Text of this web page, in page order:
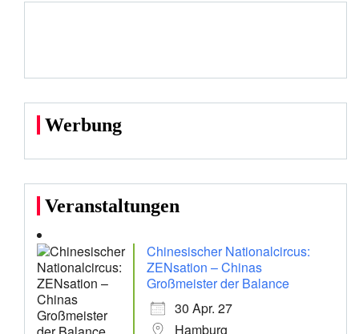
Werbung
Veranstaltungen
Chinesischer Nationalcircus:
ZENsation – Chinas
Großmeister der Balance
30 Apr. 27
Hamburg